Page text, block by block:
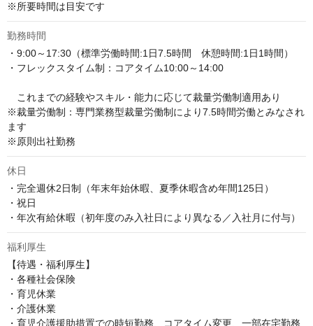
※所要時間は目安です
勤務時間
・9:00～17:30（標準労働時間:1日7.5時間　休憩時間:1日1時間）
・フレックスタイム制：コアタイム10:00～14:00
これまでの経験やスキル・能力に応じて裁量労働制適用あり
※裁量労働制：専門業務型裁量労働制により7.5時間労働とみなされ
ます
※原則出社勤務
休日
・完全週休2日制（年末年始休暇、夏季休暇含め年間125日）
・祝日
・年次有給休暇（初年度のみ入社日により異なる／入社月に付与）
福利厚生
【待遇・福利厚生】
・各種社会保険
・育児休業
・介護休業
・育児介護援助措置での時短勤務、コアタイム変更、一部在宅勤務